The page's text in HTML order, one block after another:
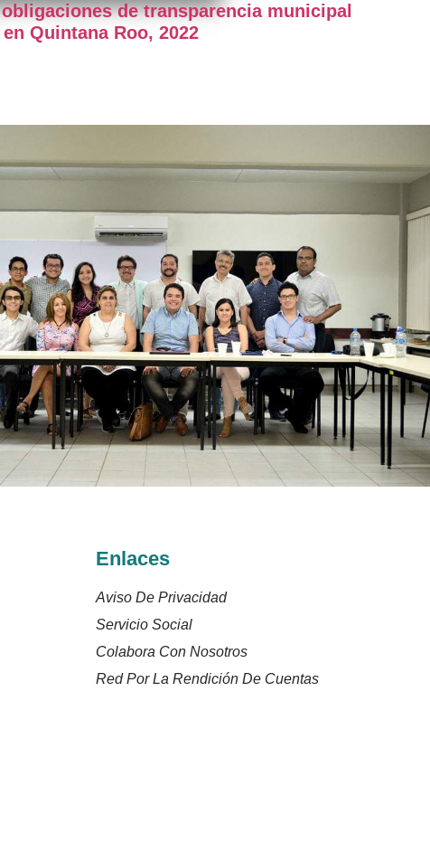
de transparencia municipal
en Quintana Roo, 2022
Enlaces
Aviso De Privacidad
Servicio Social
Colabora Con Nosotros
Red Por La Rendición De Cuentas